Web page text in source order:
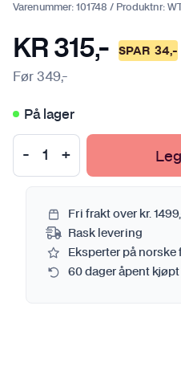
Varenummer: 101748 / Produktnr:
KR 315,- SPAR 34,-
Før349,-
På lager
Fri frakt over kr.
Rask levering
Eksperter på norske
60 dager åpent kjøpt